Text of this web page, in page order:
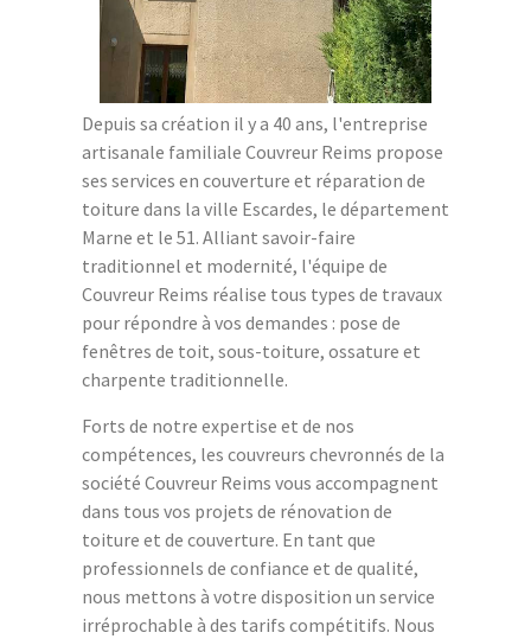
Depuis sa création il y a 40 ans, l'entreprise
artisanale familiale Couvreur Reims propose
ses services en couverture et réparation de
toiture dans la ville Escardes, le département
Marne et le 51. Alliant savoir-faire
traditionnel et modernité, l'équipe de
Couvreur Reims réalise tous types de travaux
pour répondre à vos demandes : pose de
fenêtres de toit, sous-toiture, ossature et
charpente traditionnelle.
Forts de notre expertise et de nos
compétences, les couvreurs chevronnés de la
société Couvreur Reims vous accompagnent
dans tous vos projets de rénovation de
toiture et de couverture. En tant que
professionnels de confiance et de qualité,
nous mettons à votre disposition un service
irréprochable à des tarifs compétitifs. Nous